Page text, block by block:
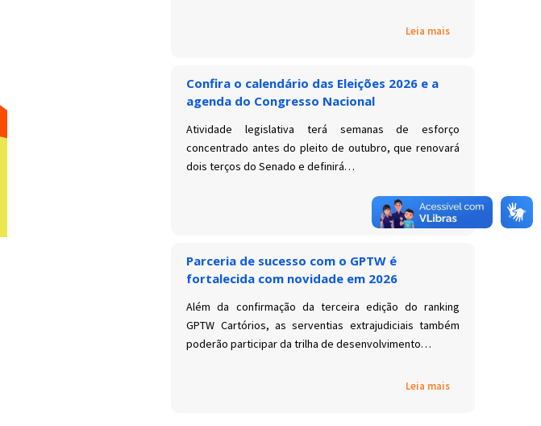
Leia mais
Confira o calendário das Eleições 2026 e a
agenda do Congresso Nacional
Atividade legislativa terá semanas de esforço
concentrado antes do pleito de outubro, que renovará
dois terços do Senado e definirá…
Leia mais
Parceria de sucesso com o GPTW é
fortalecida com novidade em 2026
Além da confirmação da terceira edição do ranking
GPTW Cartórios, as serventias extrajudiciais também
poderão participar da trilha de desenvolvimento…
Leia mais